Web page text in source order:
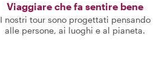
Viaggiare che fa sentire bene
I nostri tour sono progettati pensando
alle persone, ai luoghi e al pianeta.